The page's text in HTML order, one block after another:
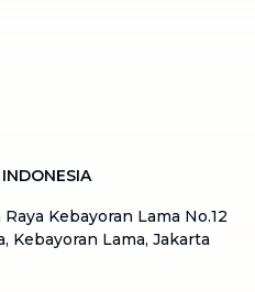
Kebayoran Lama No.12
Kebayoran Lama, Jakarta